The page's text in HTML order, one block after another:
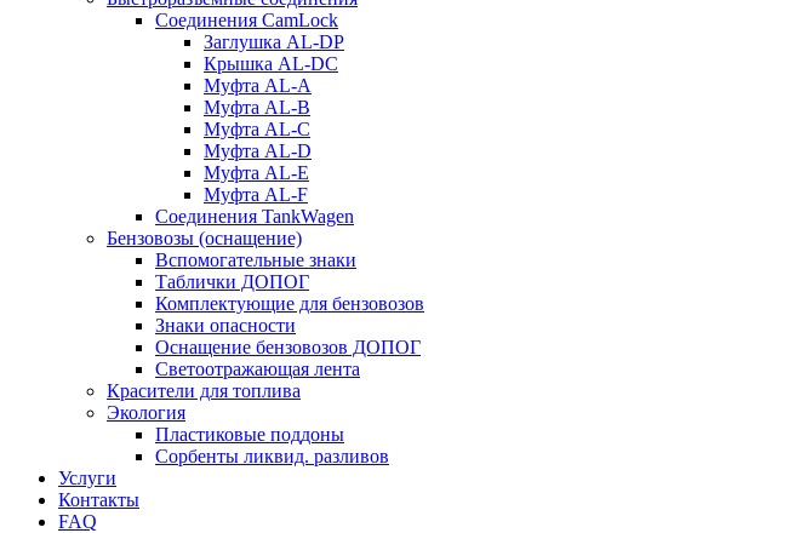
Соединения CamLock
Заглушка AL-DP
Крышка AL-DC
Муфта AL-A
Муфта AL-B
Муфта AL-C
Муфта AL-D
Муфта AL-E
Муфта AL-F
Соединения TankWagen
Бензовозы (оснащение)
Вспомогательные знаки
Таблички ДОПОГ
Комплектующие для бензовозов
Знаки опасности
Оснащение бензовозов ДОПОГ
Светоотражающая лента
Красители для топлива
Экология
Пластиковые поддоны
Сорбенты ликвид. разливов
Услуги
Контакты
FAQ